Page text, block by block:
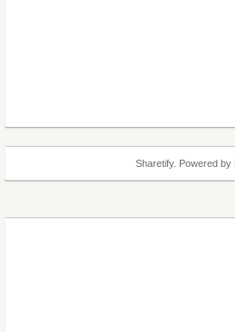
Sharetify. Powered by